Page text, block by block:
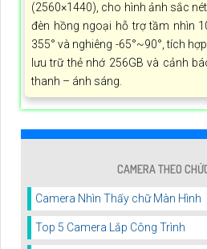
(2560×1440), cho hình ảnh sắc
đèn hồng ngoại hỗ trợ tầm nhìn
355° và nghiêng -65°~90°, tích
lưu trữ thẻ nhớ 256GB và cảnh
thanh – ánh sáng.
CAMERA THEO
Camera Nhìn Thấy chữ Màn Hình
Top 5 Camera Lắp Công Trình